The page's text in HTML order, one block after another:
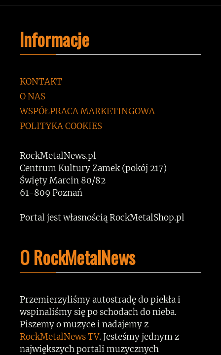
Informacje
KONTAKT
O NAS
WSPÓŁPRACA MARKETINGOWA
POLITYKA COOKIES
RockMetalNews.pl
Centrum Kultury Zamek (pokój 217)
Święty Marcin 80/82
61-809 Poznań
Portal jest własnością RockMetalShop.pl
O RockMetalNews
Przemierzyliśmy autostradę do piekła i
wspinaliśmy się po schodach do nieba.
Piszemy o muzyce i nadajemy z
RockMetalNews TV. Jesteśmy jednym z
największych portali muzycznych